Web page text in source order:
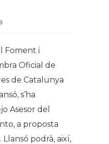
Foment i
Oficial de
de Catalunya
s’ha
Asesor del
a proposta
podrà, així,